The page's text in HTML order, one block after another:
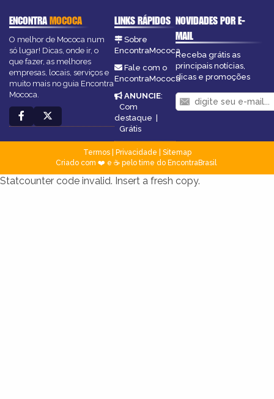
ENCONTRAMOCOCA
O melhor de Mococa num
só lugar! Dicas, onde ir, o
que fazer, as melhores
empresas, locais, serviços e
muito mais no guia Encontra
Mococa.
LINKS RÁPIDOS
Sobre
EncontraMococa
Fale com o
EncontraMococa
ANUNCIE:
Com
destaque |
Grátis
NOVIDADES POR E-
MAIL
Receba grátis as
principais notícias,
dicas e promoções
Termos| Privacidade
Sitemap
Criado com ❤️ e ☕ pelo time do EncontraBrasil
Statcounter code invalid. Insert a fresh copy.